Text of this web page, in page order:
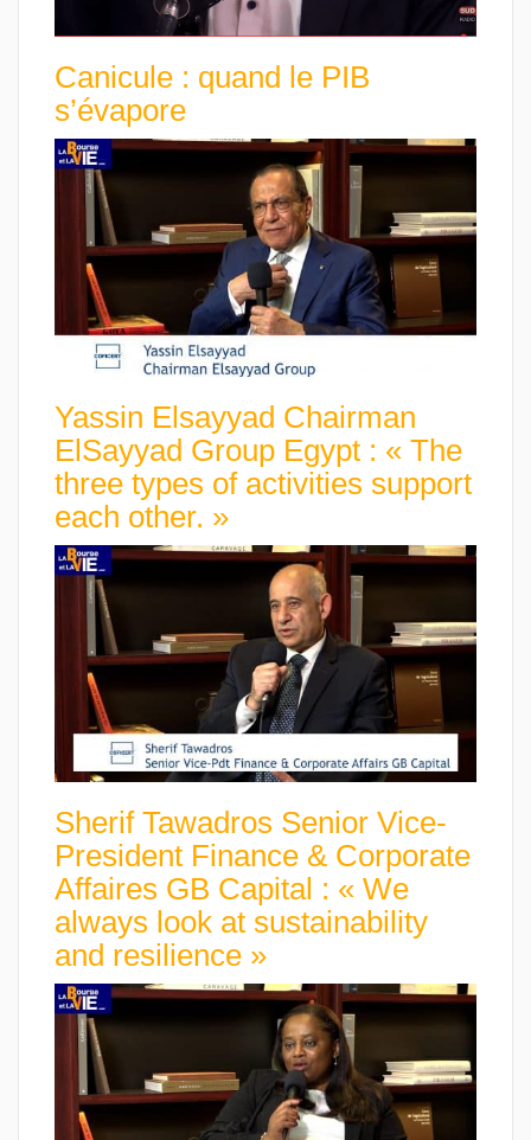
Canicule : quand le PIB
s’évapore
Yassin Elsayyad Chairman
ElSayyad Group Egypt : « The
three types of activities support
each other. »
Sherif Tawadros Senior Vice-
President Finance & Corporate
Affaires GB Capital : « We
always look at sustainability
and resilience »